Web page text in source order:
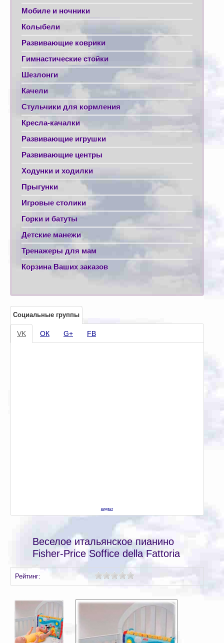
Мобиле и ночники
Колыбели
Развивающие коврики
Гимнастические стойки
Шезлонги
Качели
Стульчики для кормления
Кресла-качалки
Развивающие игрушки
Развивающие центры
Ходунки и ходилки
Прыгунки
Игровые столики
Горки и батуты
Детские манежи
Тренажеры для мам
Корзина Ваших заказов
Социальные группы
VK ОК G+ FB
виджет
Веселое итальянское пианино
Fisher-Price Soffice della Fattoria
Рейтинг: